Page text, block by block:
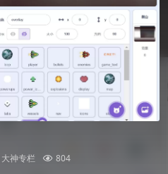
大神专栏 804